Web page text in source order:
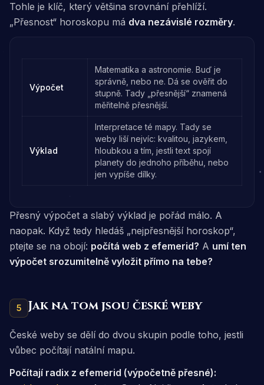
Tohle je klíč, který většina srovnání přehlíží.
„Přesnost“ horoskopu má dva nezávislé rozměry.
Výpočet
Matematika a astronomie. Buď je
správně, nebo ne. Dá se ověřit do
stupně. Tady „přesnější“ znamená
měřitelně přesnější.
Výklad
Interpretace té mapy. Tady se
weby liší nejvíc: kvalitou, jazykem,
hloubkou a tím, jestli text spojí
planety do jednoho příběhu, nebo
jen vypíše dílky.
Přesný výpočet a slabý výklad je pořád málo. A
naopak. Když tedy hledáš „nejpřesnější horoskop“,
ptejte se na obojí: počítá web z efemerid? A umí ten
výpočet srozumitelně vyložit přímo na tebe?
5 Jak na tom jsou české weby
České weby se dělí do dvou skupin podle toho, jestli
vůbec počítají natální mapu.
Počítají radix z efemerid (výpočetně přesné):